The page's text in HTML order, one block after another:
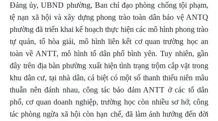
Đảng ủy, UBND phường, Ban chỉ đạo phòng chống tội phạm,
tệ nạn xã hội và xây dựng phong trào toàn dân bảo vệ ANTQ
phường đã triển khai kế hoạch thực hiện các mô hình phong trào
tự quản, tổ hòa giải, mô hình liên kết cơ quan trường học an
toàn về ANTT, mô hình tổ dân phố bình yên. Tuy nhiên, gần
đây trên địa bàn phường xuất hiện tình trạng trộm cắp vặt trong
khu dân cư, tại nhà dân, cá biệt có một số thanh thiếu niên mâu
thuẫn nên đánh nhau, công tác bảo đảm ANTT ở các tổ dân
phố, cơ quan doanh nghiệp, trường học còn nhiều sơ hở, công
tác phòng ngừa xã hội còn hạn chế, đã làm ảnh hưởng đến đời